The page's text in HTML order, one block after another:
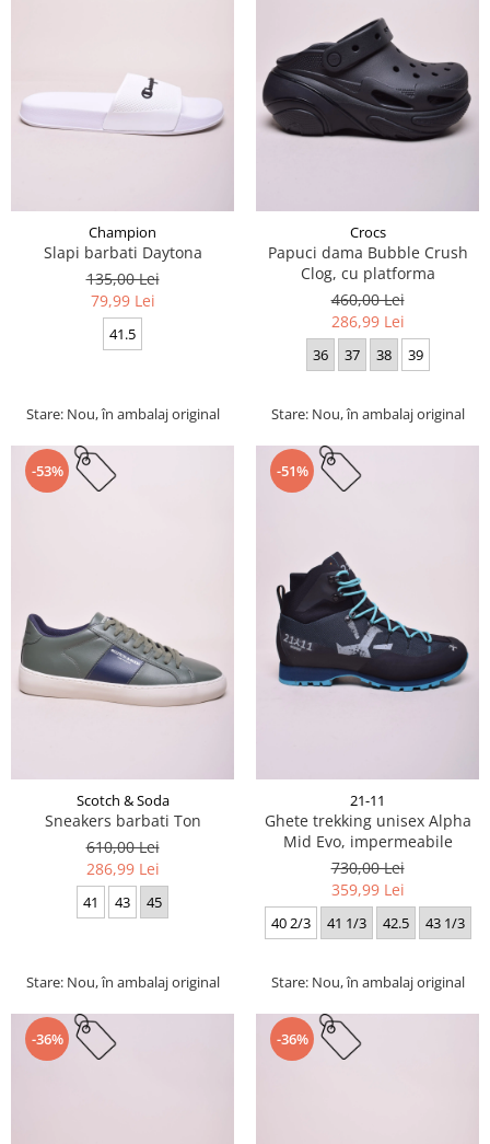
Champion
Slapi barbati Daytona
135,00 Lei
79,99 Lei
41.5
Stare: Nou, în ambalaj original
Crocs
Papuci dama Bubble Crush
Clog, cu platforma
460,00 Lei
286,99 Lei
36 37 38 39
Stare: Nou, în ambalaj original
-53%
Scotch & Soda
Sneakers barbati Ton
610,00 Lei
286,99 Lei
41 43 45
Stare: Nou, în ambalaj original
-51%
21-11
Ghete trekking unisex Alpha
Mid Evo, impermeabile
730,00 Lei
359,99 Lei
40 2/3 41 1/3 42.5 43 1/3
Stare: Nou, în ambalaj original
-36% -36%